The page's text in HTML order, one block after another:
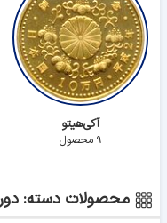
آکی‌هیتو
۹ محصول
محصولات دسته: